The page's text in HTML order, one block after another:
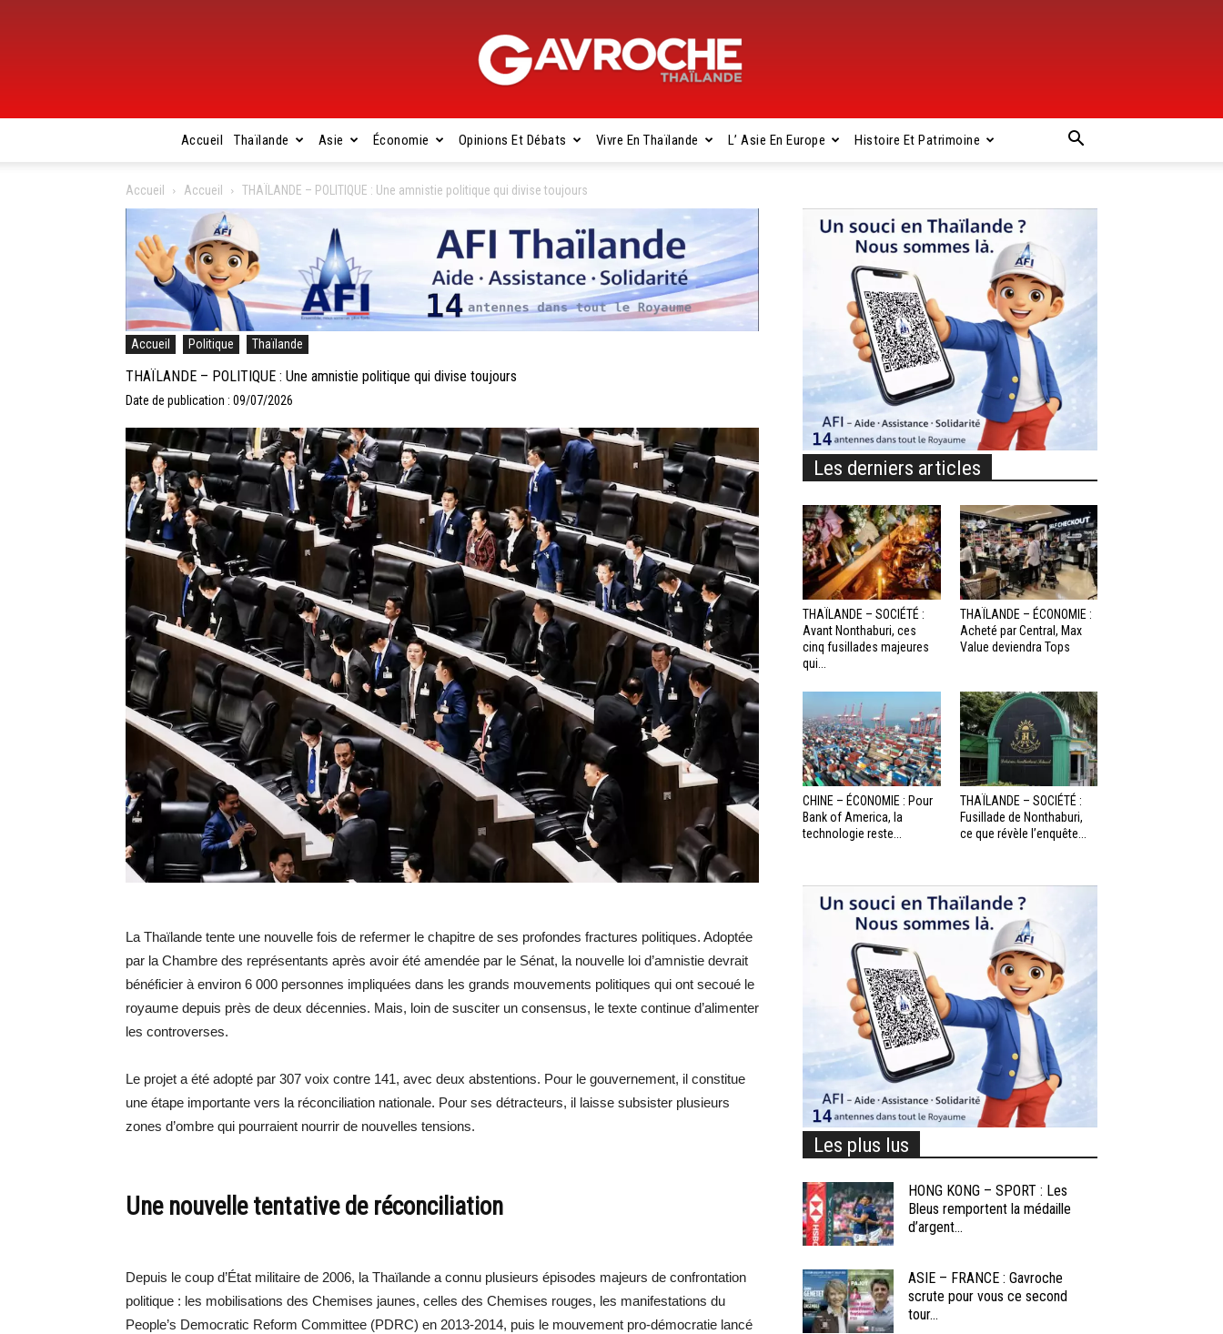
Gavroche
Thaïlande
Accueil Thaïlande Asie Économie Opinions Et Débats Vivre En Thaïlande L’ Asie En Europe Histoire Et Patrimoine
Accueil Accueil THAÏLANDE – POLITIQUE : Une amnistie politique qui divise toujours
Accueil Politique Thaïlande
THAÏLANDE – POLITIQUE : Une amnistie politique qui divise toujours
Date de publication : 09/07/2026
La Thaïlande tente une nouvelle fois de refermer le chapitre de ses profondes fractures politiques. Adoptée
par la Chambre des représentants après avoir été amendée par le Sénat, la nouvelle loi d’amnistie devrait
bénéficier à environ 6 000 personnes impliquées dans les grands mouvements politiques qui ont secoué le
royaume depuis près de deux décennies. Mais, loin de susciter un consensus, le texte continue d’alimenter
les controverses.
Le projet a été adopté par 307 voix contre 141, avec deux abstentions. Pour le gouvernement, il constitue
une étape importante vers la réconciliation nationale. Pour ses détracteurs, il laisse subsister plusieurs
zones d’ombre qui pourraient nourrir de nouvelles tensions.
Une nouvelle tentative de réconciliation
Depuis le coup d’État militaire de 2006, la Thaïlande a connu plusieurs épisodes majeurs de confrontation
politique : les mobilisations des Chemises jaunes, celles des Chemises rouges, les manifestations du
People’s Democratic Reform Committee (PDRC) en 2013-2014, puis le mouvement pro-démocratie lancé
Les derniers articles
THAÏLANDE – SOCIÉTÉ :
Avant Nonthaburi, ces
cinq fusillades majeures
qui...
THAÏLANDE – ÉCONOMIE :
Acheté par Central, Max
Value deviendra Tops
CHINE – ÉCONOMIE : Pour
Bank of America, la
technologie reste...
THAÏLANDE – SOCIÉTÉ :
Fusillade de Nonthaburi,
ce que révèle l’enquête...
Les plus lus
HONG KONG – SPORT : Les
Bleus remportent la médaille
d’argent...
ASIE – FRANCE : Gavroche
scrute pour vous ce second
tour...